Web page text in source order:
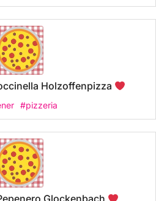
Holzoffenpizza
#pizzeria